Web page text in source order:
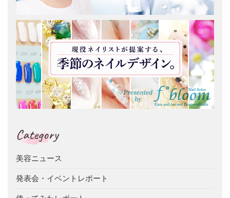
Category
美容ニュース
発表会・イベントレポート